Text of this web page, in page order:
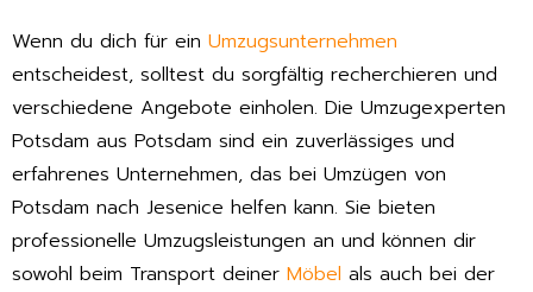
Wenn du dich für ein Umzugsunternehmen
entscheidest, solltest du sorgfältig recherchieren und
verschiedene Angebote einholen. Die Umzugexperten
Potsdam aus Potsdam sind ein zuverlässiges und
erfahrenes Unternehmen, das bei Umzügen von
Potsdam nach Jesenice helfen kann. Sie bieten
professionelle Umzugsleistungen an und können dir
sowohl beim Transport deiner Möbel als auch bei der